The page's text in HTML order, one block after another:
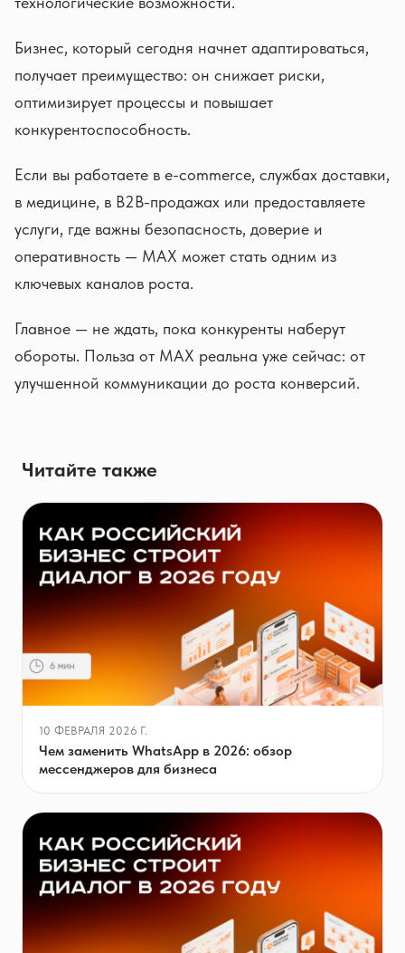
Бизнес, который сегодня начнет адаптироваться,
получает преимущество: он снижает риски,
оптимизирует процессы и повышает
конкурентоспособность.
Если вы работаете в e-commerce, службах доставки,
в медицине, в B2B-продажах или предоставляете
услуги, где важны безопасность, доверие и
оперативность — MAX может стать одним из
ключевых каналов роста.
Главное — не ждать, пока конкуренты наберут
обороты. Польза от MAX реальна уже сейчас: от
улучшенной коммуникации до роста конверсий.
Читайте также
10 ФЕВРАЛЯ 2026 Г.
Чем заменить WhatsApp в 2026: обзор
мессенджеров для бизнеса